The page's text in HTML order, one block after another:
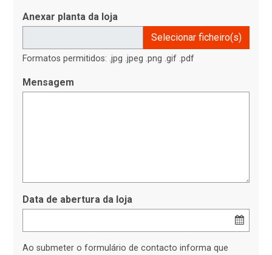
Anexar planta da loja
Selecionar ficheiro(s)
Formatos permitidos: .jpg .jpeg .png .gif .pdf
Mensagem
Data de abertura da loja
Ao submeter o formulário de contacto informa que